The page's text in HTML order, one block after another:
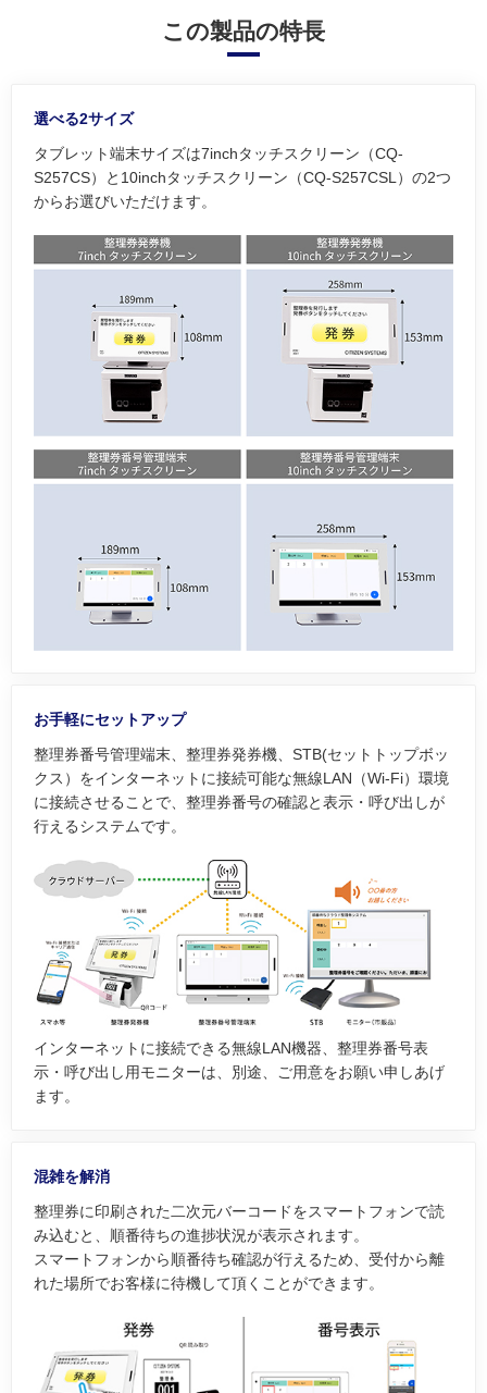
この製品の特長
選べる2サイズ
タブレット端末サイズは7inchタッチスクリーン（CQ-
S257CS）と10inchタッチスクリーン（CQ-S257CSL）の2つ
からお選びいただけます。
お手軽にセットアップ
整理券番号管理端末、整理券発券機、STB(セットトップボッ
クス）をインターネットに接続可能な無線LAN（Wi-Fi）環境
に接続させることで、整理券番号の確認と表示・呼び出しが
行えるシステムです。
インターネットに接続できる無線LAN機器、整理券番号表
示・呼び出し用モニターは、別途、ご用意をお願い申しあげ
ます。
混雑を解消
整理券に印刷された二次元バーコードをスマートフォンで読
み込むと、順番待ちの進捗状況が表示されます。
スマートフォンから順番待ち確認が行えるため、受付から離
れた場所でお客様に待機して頂くことができます。